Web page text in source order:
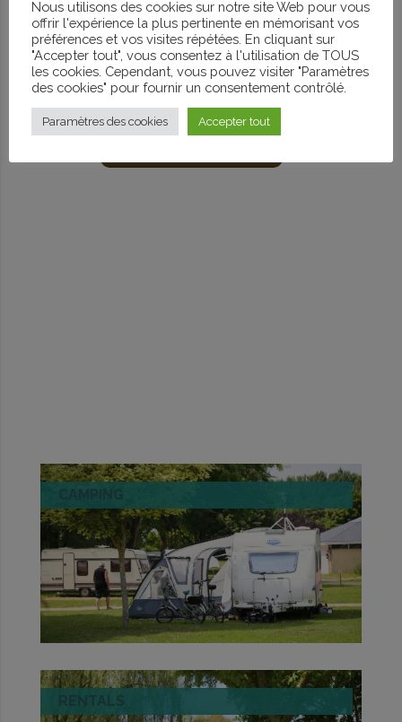
A "ready-to-camp" tent for complete immersion in the
camping spirit.
I DISCOVER TRECK
CAMPING
RENTALS
Nous utilisons des cookies sur notre site Web pour vous
offrir l'expérience la plus pertinente en mémorisant vos
préférences et vos visites répétées. En cliquant sur
"Accepter tout", vous consentez à l'utilisation de TOUS
les cookies. Cependant, vous pouvez visiter "Paramètres
des cookies" pour fournir un consentement contrôlé.
Paramètres des cookies Accepter tout